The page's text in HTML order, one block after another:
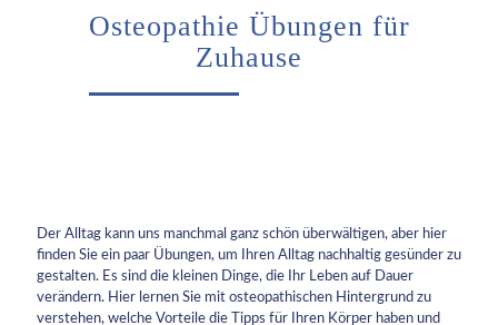
Osteopathie Übungen für
Zuhause
Der Alltag kann uns manchmal ganz schön überwältigen, aber hier
finden Sie ein paar Übungen, um Ihren Alltag nachhaltig gesünder zu
gestalten. Es sind die kleinen Dinge, die Ihr Leben auf Dauer
verändern. Hier lernen Sie mit osteopathischen Hintergrund zu
verstehen, welche Vorteile die Tipps für Ihren Körper haben und